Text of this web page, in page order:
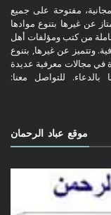
مجانية، مفتوحة على جميع
عن غيرها بتنوع موادها
من كتب ومؤلفات أهل
وتتميز عن غيرها, بتنوع
في مجالات معرفية عديدة
بالدعاء. للتواصل معنا:
موقع عباد الرحمان